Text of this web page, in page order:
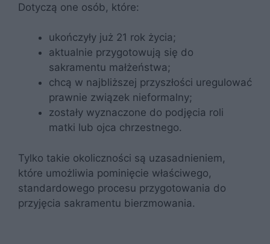
Dotyczą one osób, które:
ukończyły już 21 rok życia;
aktualnie przygotowują się do
sakramentu małżeństwa;
chcą w najbliższej przyszłości uregulować
prawnie związek nieformalny;
zostały wyznaczone do podjęcia roli
matki lub ojca chrzestnego.
Tylko takie okoliczności są uzasadnieniem,
które umożliwia pominięcie właściwego,
standardowego procesu przygotowania do
przyjęcia sakramentu bierzmowania.